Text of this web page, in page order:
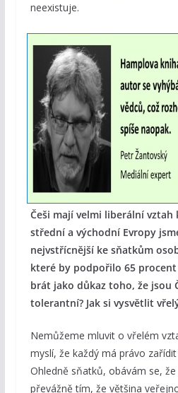
neexistuje.
Češi mají velmi liberální vztah
střední a východní Evropy
nejvstřícnější ke sňatkům
které by podpořilo 65
brát jako důkaz toho, že jsou
tolerantní? Jak si vysvětlit
Nemůžeme mluvit o vřelém
myslí, že každý má právo
Ohledně sňatků, obávám se,
převážně tím, že většina